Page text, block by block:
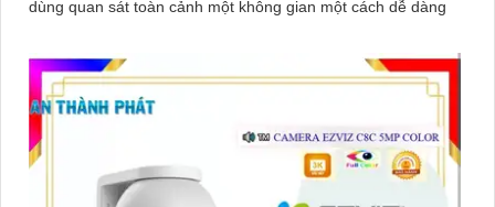
dùng quan sát toàn cảnh một không gian một cách dễ dàng